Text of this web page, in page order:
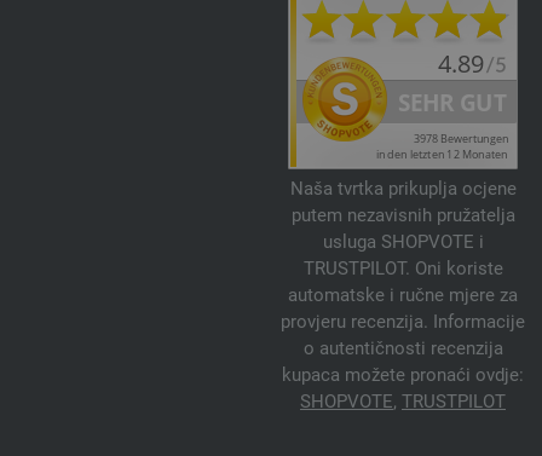
Naša tvrtka prikuplja ocjene
putem nezavisnih pružatelja
usluga SHOPVOTE i
TRUSTPILOT. Oni koriste
automatske i ručne mjere za
provjeru recenzija. Informacije
o autentičnosti recenzija
kupaca možete pronaći ovdje:
SHOPVOTE, TRUSTPILOT